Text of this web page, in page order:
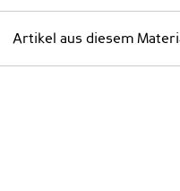
Artikel aus diesem